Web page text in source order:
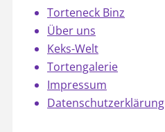
Torteneck Binz
Über uns
Keks-Welt
Tortengalerie
Impressum
Datenschutzerklärung